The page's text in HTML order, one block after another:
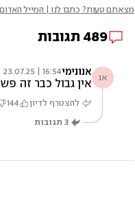
מצאתם טעות? כתבו לנו | המייל
489 תגובות
אנ אנונימי16:54 | 23.07.25
אין גבול כבר זה
להצטרף לדיון 144
3 תגובות